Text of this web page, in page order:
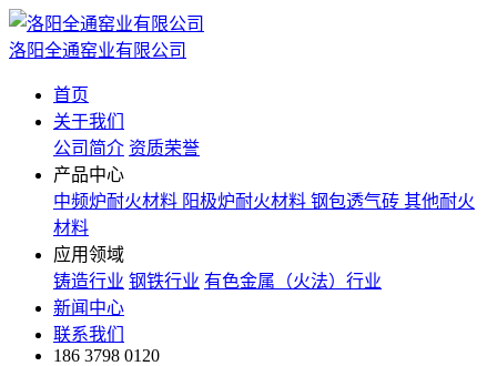
洛阳全通窑业有限公司
首页
关于我们
公司简介 资质荣誉
产品中心
中频炉耐火材料 阳极炉耐火材料 钢包透气砖 其他耐火
材料
应用领域
铸造行业 钢铁行业 有色金属（火法）行业
新闻中心
联系我们
186 3798 0120